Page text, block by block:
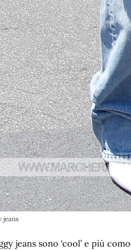
jeans
jeans sono ‘cool’ e più